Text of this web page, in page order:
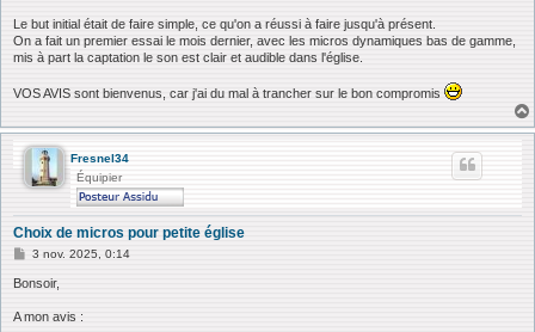
Le but initial était de faire simple, ce qu'on a réussi à faire jusqu'à présent.
On a fait un premier essai le mois dernier, avec les micros dynamiques bas de gamme,
mis à part la captation le son est clair et audible dans l'église.
VOS AVIS sont bienvenus, car j'ai du mal à trancher sur le bon compromis
Fresnel34
Équipier
Choix de micros pour petite église
M
s
g
3 nov. 2025, 0:14
Bonsoir,
A mon avis :